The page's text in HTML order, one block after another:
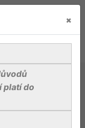
×
platí do